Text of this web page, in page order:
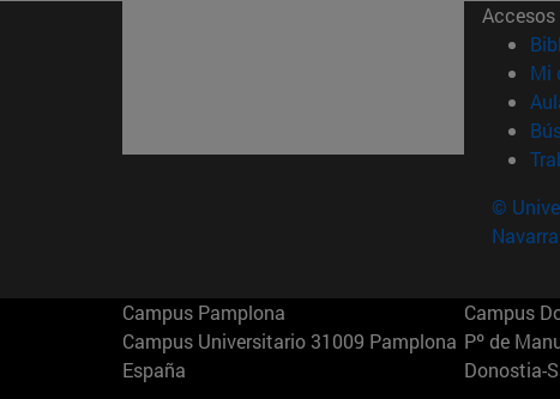
Mi
©
Navarra
Campus Pamplona
Campus Universitario 31009 Pamplona
España
Campus
Pº de
Donostia-